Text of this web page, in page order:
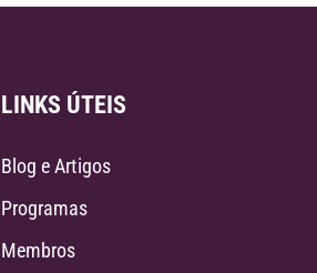
LINKS ÚTEIS
Blog e Artigos
Programas
Membros